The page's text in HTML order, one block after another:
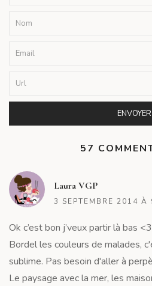
57
Laura VGP
3 SEPTEMBRE 2014 À
Ok c’est bon j’veux partir là bas <3
Bordel les couleurs de malades,
sublime. Pas besoin d'aller à
Le paysage avec la mer, les